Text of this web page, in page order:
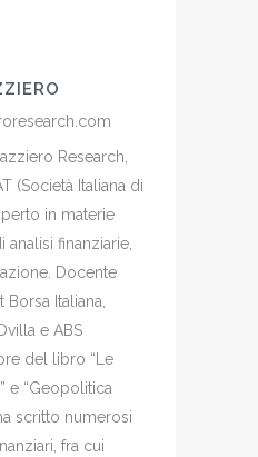
Research,
(Società Italiana di
in materie
finanziarie,
Docente
Italiana,
e ABS
del libro “Le
e “Geopolitica
scritto numerosi
fra cui